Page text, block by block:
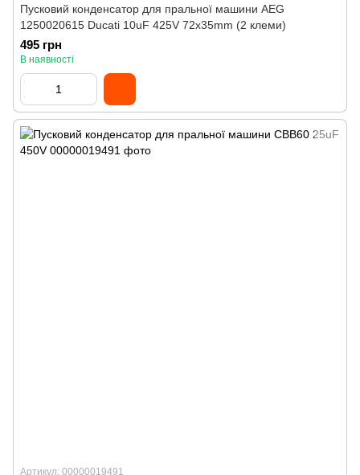
Пусковий конденсатор для пральної машини AEG
1250020615 Ducati 10uF 425V 72x35mm (2 клеми)
495 грн
В наявності
Артикул: 00000019491